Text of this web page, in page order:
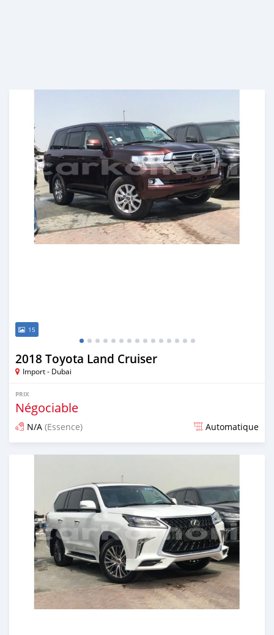
15
2018 Toyota Land Cruiser
Import - Dubai
PRIX
Négociable
N/A (Essence) Automatique
Publié il y a presque 6 ans